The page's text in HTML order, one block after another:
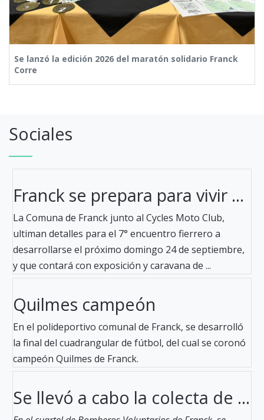
Se lanzó la edición 2026 del maratón solidario Franck
Corre
Sociales
Franck se prepara para vivir ...
La Comuna de Franck junto al Cycles Moto Club,
ultiman detalles para el 7° encuentro fierrero a
desarrollarse el próximo domingo 24 de septiembre,
y que contará con exposición y caravana de ...
Quilmes campeón
En el polideportivo comunal de Franck, se desarrolló
la final del cuadrangular de fútbol, del cual se coronó
campeón Quilmes de Franck.
Se llevó a cabo la colecta de ...